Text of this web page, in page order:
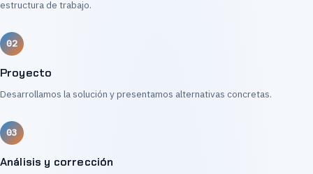
estructura de trabajo.
Proyecto
Desarrollamos la solución y presentamos alternativas concretas.
Análisis y corrección